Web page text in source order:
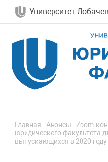
Университет
Главная -Анонсы -Zoom-
юридического факультета
выпускающихся в 2020 году